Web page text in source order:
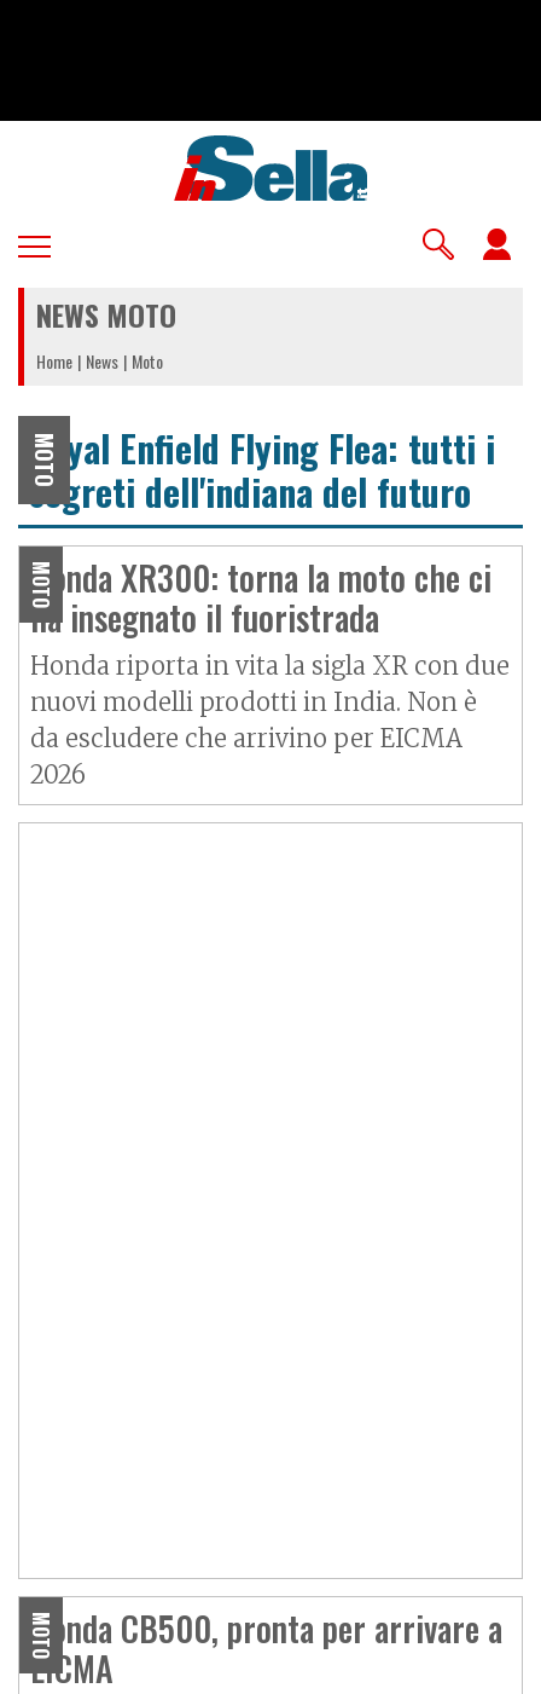
NEWS MOTO
Home News Moto
MOTO
Royal Enfield Flying Flea: tutti i
segreti dell'indiana del futuro
MOTO
Honda XR300: torna la moto che ci
ha insegnato il fuoristrada
Honda riporta in vita la sigla XR con due
nuovi modelli prodotti in India. Non è
da escludere che arrivino per EICMA
2026
MOTO
Honda CB500, pronta per arrivare a
EICMA